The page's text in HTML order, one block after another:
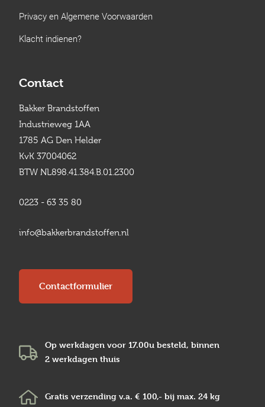
Privacy en Algemene Voorwaarden
Klacht indienen?
Contact
Bakker Brandstoffen
Industrieweg 1AA
1785 AG Den Helder
KvK 37004062
BTW NL898.41.384.B.01.2300
0223 - 63 35 80
info@bakkerbrandstoffen.nl
Contactformulier
Op werkdagen voor 17.00u besteld, binnen
2 werkdagen thuis
Gratis verzending v.a. € 100,- bij max. 24 kg